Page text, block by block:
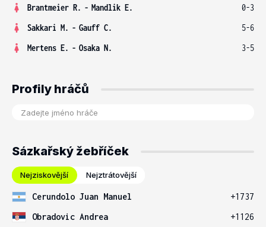
Brantmeier R. - Mandlik E.
0-3
Sakkari M. - Gauff C.
5-6
Mertens E. - Osaka N. 3-5
Profily hráčů
Sázkařský žebříček
Nejziskovější Nejztrátovější
Cerundolo Juan Manuel
+1737
Obradovic Andrea
+1126